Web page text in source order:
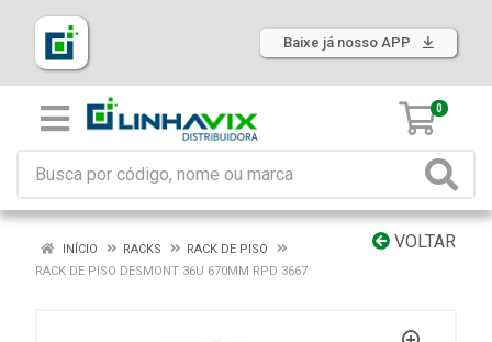
Baixe já nosso APP
0
VOLTAR
INÍCIO RACKS
RACK DE PISO
RACK DE PISO DESMONT 36U 670MM RPD 3667